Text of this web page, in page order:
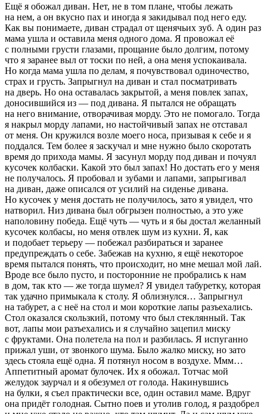
Ещё я обожал диван. Нет, не в том плане, чтобы лежать
на нем, а он вкусно пах и иногда я закидывал под него еду.
Как вы понимаете, диван страдал от щенячьих зуб. А один раз
мама ушла и оставила меня одного дома. Я провожал её
с полными грусти глазами, прощание было долгим, потому
что я заранее выл от тоски по ней, а она меня успокаивала.
Но когда мама ушла по делам, я почувствовал одиночество,
страх и грусть. Запрыгнул на диван и стал посматривать
на дверь. Но она оставалась закрытой, а меня повлек запах,
доносившийся из — под дивана. Я пытался не обращать
на него внимание, отворачивая морду. Это не помогало. Тогда
я накрыл морду лапами, но настойчивый запах не отставал
от меня. Он кружился возле моего носа, призывая к себе и я
поддался. Тем более я заскучал и мне нужно было скоротать
время до прихода мамы. Я засунул морду под диван и почуял
кусочек колбаски. Какой это был запах! Но достать его у меня
не получалось. Я пробовал и зубами и лапами, запрыгивал
на диван, даже описался от усилий на сиденье дивана.
Но кусочек у меня достать не получилось, зато я увидел, что
натворил. Низ дивана был обгрызен полностью, а это уже
наполовину победа. Ещё чуть — чуть и я бы достал желанный
кусочек колбасы, но меня отвлек шум из кухни. Я, как
и подобает терьеру — побежал разбираться и заранее
предупреждать о себе. Забежав на кухню, я ещё некоторое
время пытался понять, что происходит, но мне мешал мой лай.
Вроде все было пусто, и посторонние не пробрались к нам
в дом, так кто — же тогда шумел? Я увидел табуретку, которая
так удачно примыкала к столу. Я облизнулся… Запрыгнул
на табурет, а с неё на стол и мои короткие лапы разъехались.
Стол оказался скользкий, потому что был стеклянный. Так
вот, лапы мои разъехались и я случайно зацепил миску
с фруктами. Она полетела на пол и разбилась. Я испуганно
прижал уши, от звонкого шума. Было жалко миску, но зато
здесь стояла ещё одна. Я потянул носом в воздухе. Ммм…
Аппетитный аромат булочек. Их я обожал. Тотчас мой
желудок заурчал и я обезумел от голода. Накинувшись
на булки, я съел практически все, один оставил маме. Вдруг
она придёт голодная. Сытно поев и утолив голод, я раздобрел